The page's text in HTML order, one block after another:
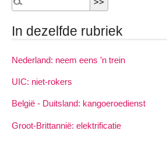
In dezelfde rubriek
Nederland: neem eens ’n trein
UIC: niet-rokers
België - Duitsland: kangoeroedienst
Groot-Brittannië: elektrificatie